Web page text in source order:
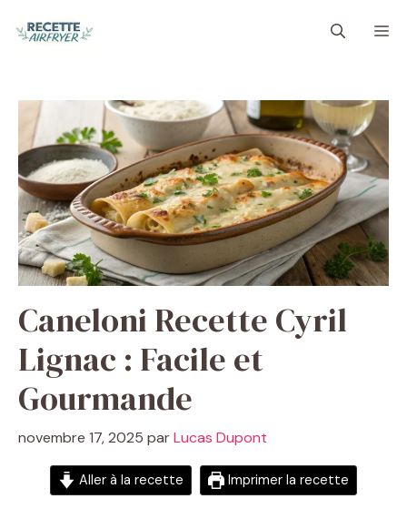
Caneloni Recette Cyril
Lignac : Facile et
Gourmande
novembre 17, 2025 parLucas Dupont
Aller à la recette Imprimer la recette